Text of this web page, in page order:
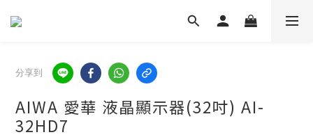
分享到
AIWA 愛華 液晶顯示器(32吋) AI-
32HD7